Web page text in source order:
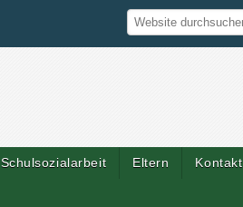
Suche
Website durchsuchen
Schulsozialarbeit Eltern Kontakt